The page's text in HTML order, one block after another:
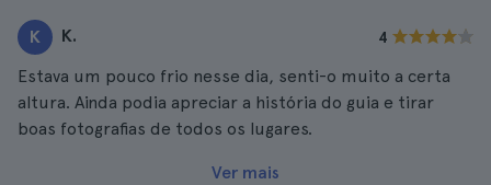
K K. 4
Estava um pouco frio nesse dia, senti-o muito a certa
altura. Ainda podia apreciar a história do guia e tirar
boas fotografias de todos os lugares.
Ver mais